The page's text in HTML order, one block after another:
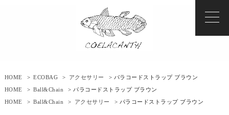
HOME > ECOBAG > アクセサリー
> パラコードストラップ ブラウン
HOME
> Ball&Chain
> パラコードストラップ ブラウン
HOME
> Ball&Chain > アクセサリー > パラコードストラップ ブラウン